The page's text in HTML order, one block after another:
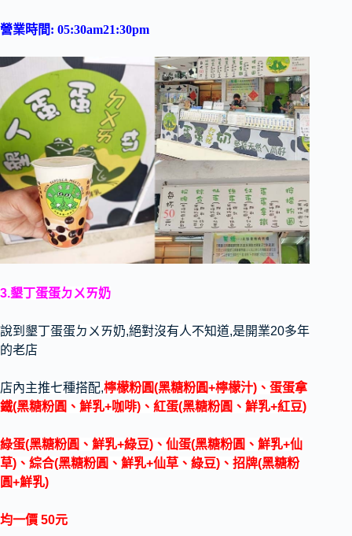
營業時間: 05:30am21:30pm
3.墾丁蛋蛋ㄉㄨㄞ奶
說到墾丁蛋蛋ㄉㄨㄞ奶,絕對沒有人不知道,是開業20多年
的老店
店內主推七種搭配,檸檬粉圓(黑糖粉圓+檸檬汁)、蛋蛋拿
鐵(黑糖粉圓、鮮乳+咖啡)、紅蛋(黑糖粉圓、鮮乳+紅豆)
綠蛋(黑糖粉圓、鮮乳+綠豆)、仙蛋(黑糖粉圓、鮮乳+仙
草)、綜合(黑糖粉圓、鮮乳+仙草、綠豆)、招牌(黑糖粉
圓+鮮乳)
均一價 50元